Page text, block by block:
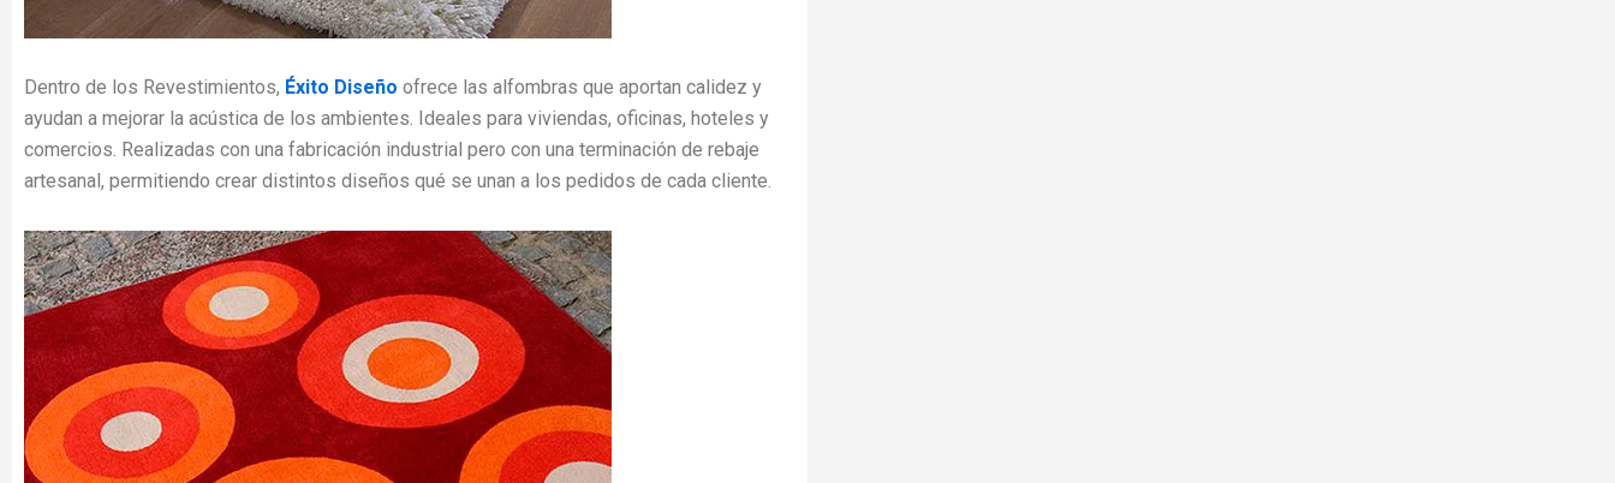
Dentro de los Revestimientos, Éxito Diseño ofrece las alfombras que aportan calidez y
ayudan a mejorar la acústica de los ambientes. Ideales para viviendas, oficinas, hoteles y
comercios. Realizadas con una fabricación industrial pero con una terminación de rebaje
artesanal, permitiendo crear distintos diseños qué se unan a los pedidos de cada cliente.